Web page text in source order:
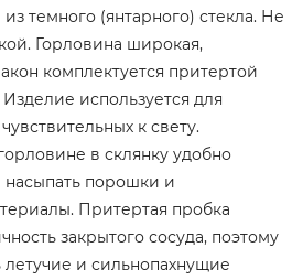
из темного (янтарного) стекла. Не
Горловина широкая,
комплектуется притертой
используется для
к свету.
в склянку удобно
насыпать порошки и
Притертая пробка
закрытого сосуда, поэтому
и сильнопахнущие